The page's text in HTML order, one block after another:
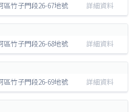
區竹子門段26-67地號 詳細資料
區竹子門段26-68地號 詳細資料
區竹子門段26-69地號 詳細資料